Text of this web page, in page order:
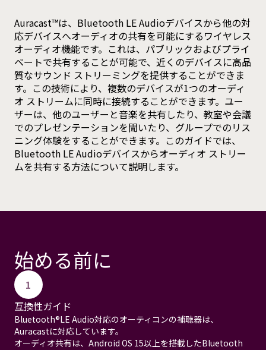
Auracast™は、Bluetooth LE Audioデバイスから他の対
応デバイスへオーディオの共有を可能にするワイヤレス
オーディオ機能です。これは、パブリックおよびプライ
ベートで共有することが可能で、近くのデバイスに高品
質なサウンド ストリーミングを提供することができま
す。この技術により、複数のデバイスが1つのオーディ
オ ストリームに同時に接続することができます。ユー
ザーは、他のユーザーと音楽を共有したり、教室や会議
でのプレゼンテーションを聞いたり、グループでのリス
ニング体験をすることができます。このガイドでは、
Bluetooth LE Audioデバイスからオーディオ ストリー
ムを共有する方法について説明します。
始める前に
1
互換性ガイド
Bluetooth®LE Audio対応のオーティコンの補聴器は、
Auracastに対応しています。
オーディオ共有は、Android OS 15以上を搭載したBluetooth